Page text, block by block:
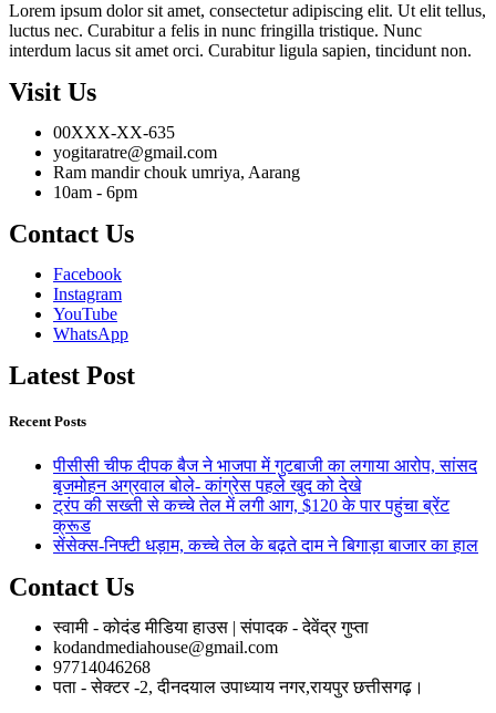
Lorem ipsum dolor sit amet, consectetur adipiscing elit. Ut elit tellus,
luctus nec. Curabitur a felis in nunc fringilla tristique. Nunc
interdum lacus sit amet orci. Curabitur ligula sapien, tincidunt non.
Visit Us
00XXX-XX-635
yogitaratre@gmail.com
Ram mandir chouk umriya, Aarang
10am - 6pm
Contact Us
Facebook
Instagram
YouTube
WhatsApp
Latest Post
Recent Posts
पीसीसी चीफ दीपक बैज ने भाजपा में गुटबाजी का लगाया आरोप, सांसद
बृजमोहन अग्रवाल बोले- कांग्रेस पहले खुद को देखे
ट्रंप की सख्ती से कच्चे तेल में लगी आग, $120 के पार पहुंचा ब्रेंट
क्रूड
सेंसेक्स-निफ्टी धड़ाम, कच्चे तेल के बढ़ते दाम ने बिगाड़ा बाजार का हाल
Contact Us
स्वामी - कोदंड मीडिया हाउस | संपादक - देवेंद्र गुप्ता
kodandmediahouse@gmail.com
97714046268
पता - सेक्टर -2, दीनदयाल उपाध्याय नगर,रायपुर छत्तीसगढ़।